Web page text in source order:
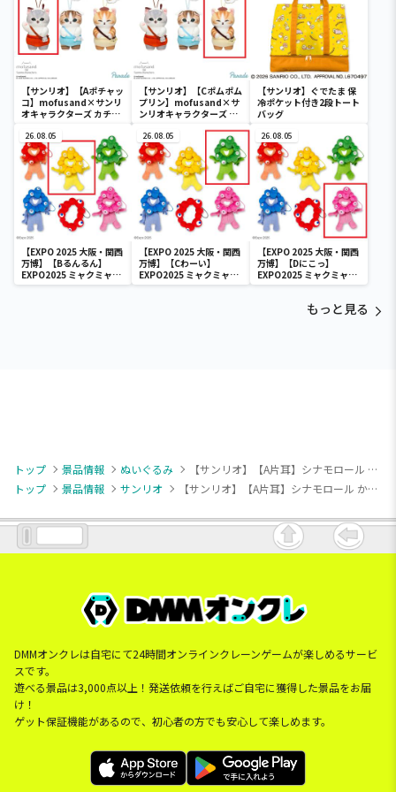
【サンリオ】【Aポチャッ
コ】mofusand×サンリ
オキャラクターズ カチュ
【サンリオ】【Cポムポム
プリン】mofusand×サ
ンリオキャラクターズ カ
【サンリオ】ぐでたま 保
冷ポケット付き2段トート
バッグ
26.08.05
【EXPO 2025 大阪・関西
万博】【Bるんるん】
EXPO2025 ミャクミャク
カラフルゴム紐付きぬい
26.08.05
【EXPO 2025 大阪・関西
万博】【Cわーい】
EXPO2025 ミャクミャク
カラフルゴム紐付きぬい
26.08.05
【EXPO 2025 大阪・関西
万博】【Dにこっ】
EXPO2025 ミャクミャク
カラフルゴム紐付きぬい
もっと見る
トップ 景品情報 ぬいぐるみ
【サンリオ】【A片耳】シナモロール かおかくしBIGぬいぐるみ
トップ
景品情報 サンリオ 【サンリオ】【A片耳】シナモロール かおかくしBIGぬいぐるみ
DMMオンクレは自宅にて24時間オンラインクレーンゲームが楽しめるサービ
スです。
遊べる景品は3,000点以上！発送依頼を行えばご自宅に獲得した景品をお届
け！
ゲット保証機能があるので、初心者の方でも安心して楽しめます。